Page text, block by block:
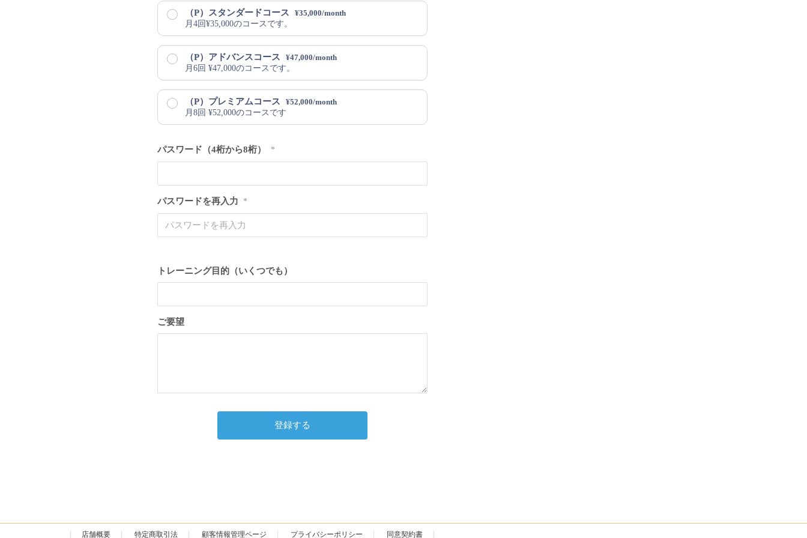
（P）スタンダードコース ¥35,000/month
月4回¥35,000のコースです。
（P）アドバンスコース ¥47,000/month
月6回 ¥47,000のコースです。
（P）プレミアムコース ¥52,000/month
月8回 ¥52,000のコースです
パスワード（4桁から8桁） *
パスワードを再入力 *
トレーニング目的（いくつでも）
ご要望
店舗概要 特定商取引法 顧客情報管理ページ プライバシーポリシー 同意契約書